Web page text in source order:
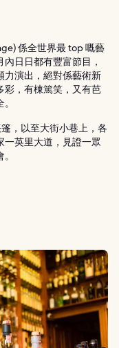
係全世界最 top 嘅藝
日日都有豐富節目，
力演出，絕對係藝術新
彩，有棟篤笑，又有芭
，以至大街小巷上，各
一英里大道，見證一眾